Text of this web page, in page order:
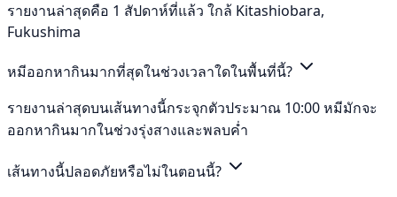
รายงานล่าสุดคือ 1 สัปดาห์ที่แล้ว ใกล้ Kitashiobara,
Fukushima
หมีออกหากินมากที่สุดในช่วงเวลาใดในพื้นที่นี้?
รายงานล่าสุดบนเส้นทางนี้กระจุกตัวประมาณ 10:00 หมีมักจะ
ออกหากินมากในช่วงรุ่งสางและพลบค่ำ
เส้นทางนี้ปลอดภัยหรือไม่ในตอนนี้?